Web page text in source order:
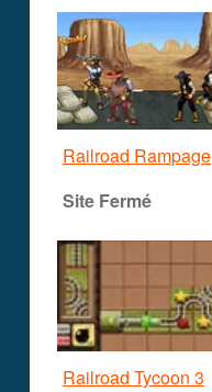
Railroad Rampage
Site Fermé
Railroad Tycoon 3